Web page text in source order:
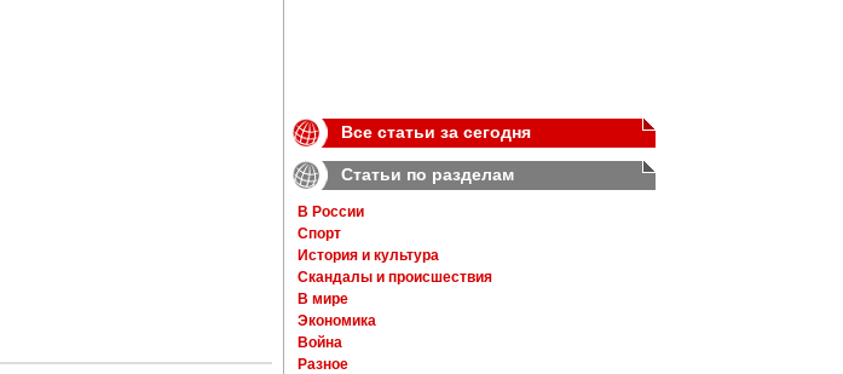
Все статьи за сегодня
Статьи по разделам
В России
Спорт
История и культура
Скандалы и происшествия
В мире
Экономика
Война
Разное